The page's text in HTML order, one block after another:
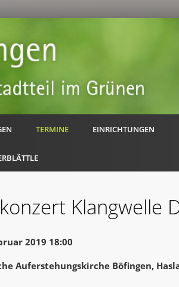
TERMINE EINRICHTUNGEN
Klangwelle
2019 18:00
Auferstehungskirche Böfingen,